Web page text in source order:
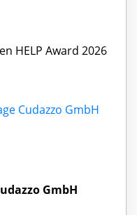
HELP Award 2026
Cudazzo GmbH
GmbH